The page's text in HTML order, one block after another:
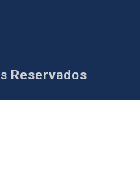
Reservados